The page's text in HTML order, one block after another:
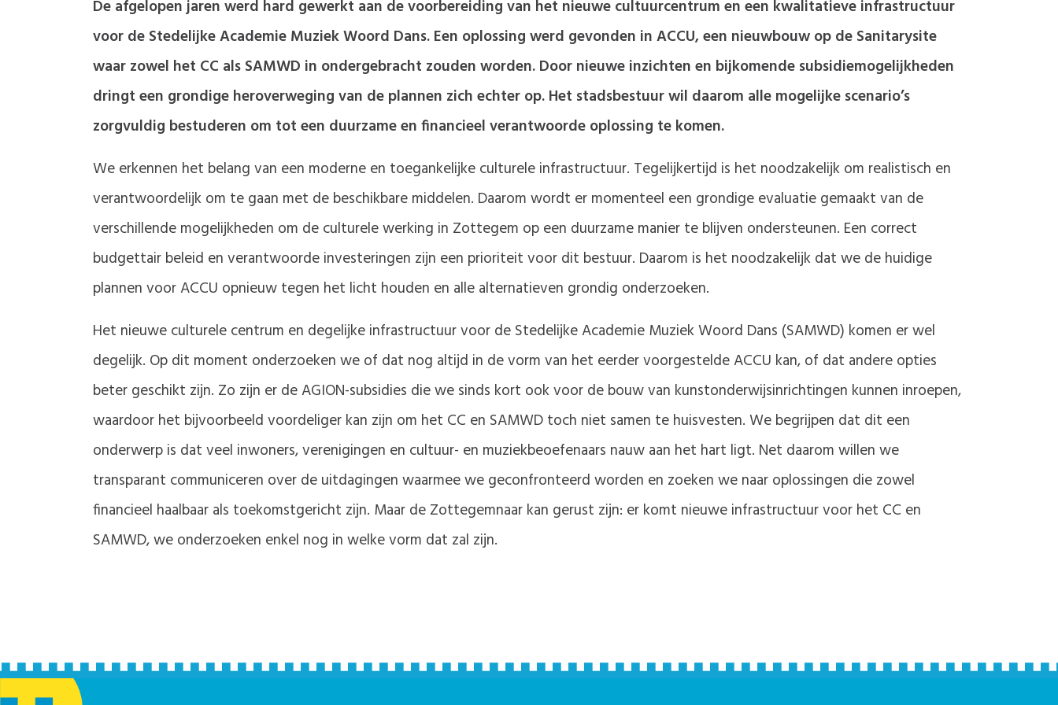
De afgelopen jaren werd hard gewerkt aan de voorbereiding van het nieuwe cultuurcentrum en een kwalitatieve infrastructuur
voor de Stedelijke Academie Muziek Woord Dans. Een oplossing werd gevonden in ACCU, een nieuwbouw op de Sanitarysite
waar zowel het CC als SAMWD in ondergebracht zouden worden. Door nieuwe inzichten en bijkomende subsidiemogelijkheden
dringt een grondige heroverweging van de plannen zich echter op. Het stadsbestuur wil daarom alle mogelijke scenario’s
zorgvuldig bestuderen om tot een duurzame en financieel verantwoorde oplossing te komen.
We erkennen het belang van een moderne en toegankelijke culturele infrastructuur. Tegelijkertijd is het noodzakelijk om realistisch en
verantwoordelijk om te gaan met de beschikbare middelen. Daarom wordt er momenteel een grondige evaluatie gemaakt van de
verschillende mogelijkheden om de culturele werking in Zottegem op een duurzame manier te blijven ondersteunen. Een correct
budgettair beleid en verantwoorde investeringen zijn een prioriteit voor dit bestuur. Daarom is het noodzakelijk dat we de huidige
plannen voor ACCU opnieuw tegen het licht houden en alle alternatieven grondig onderzoeken.
Het nieuwe culturele centrum en degelijke infrastructuur voor de Stedelijke Academie Muziek Woord Dans (SAMWD) komen er wel
degelijk. Op dit moment onderzoeken we of dat nog altijd in de vorm van het eerder voorgestelde ACCU kan, of dat andere opties
beter geschikt zijn. Zo zijn er de AGION-subsidies die we sinds kort ook voor de bouw van kunstonderwijsinrichtingen kunnen inroepen,
waardoor het bijvoorbeeld voordeliger kan zijn om het CC en SAMWD toch niet samen te huisvesten. We begrijpen dat dit een
onderwerp is dat veel inwoners, verenigingen en cultuur- en muziekbeoefenaars nauw aan het hart ligt. Net daarom willen we
transparant communiceren over de uitdagingen waarmee we geconfronteerd worden en zoeken we naar oplossingen die zowel
financieel haalbaar als toekomstgericht zijn. Maar de Zottegemnaar kan gerust zijn: er komt nieuwe infrastructuur voor het CC en
SAMWD, we onderzoeken enkel nog in welke vorm dat zal zijn.